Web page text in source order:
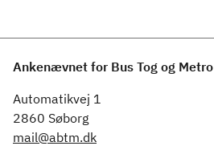
Ankenævnet for Bus Tog og Metro
Automatikvej 1
2860 Søborg
mail@abtm.dk